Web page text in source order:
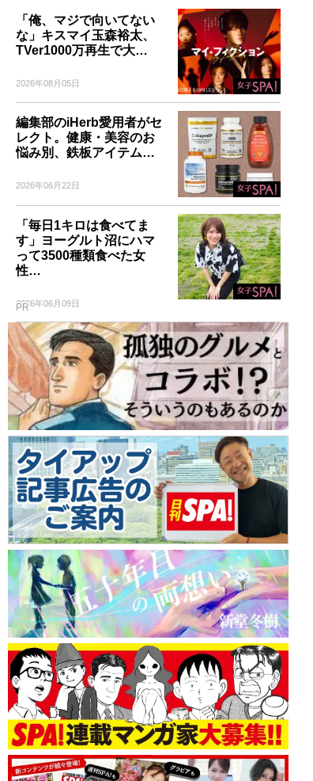
「俺、マジで向いてない
な」キスマイ玉森裕太、
TVer1000万再生で大…
2026年08月05日
編集部のiHerb愛用者がセ
レクト。健康・美容のお
悩み別、鉄板アイテム…
2026年06月22日
「毎日1キロは食べてま
す」ヨーグルト沼にハマ
って3500種類食べた女
性…
2026年06月09日
PR